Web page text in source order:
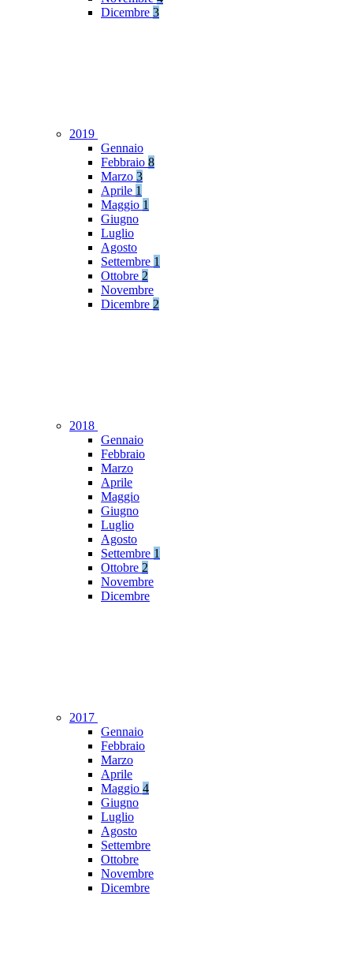
Dicembre 3
2019
Gennaio
Febbraio 8
Marzo 3
Aprile 1
Maggio 1
Giugno
Luglio
Agosto
Settembre 1
Ottobre 2
Novembre
Dicembre 2
2018
Gennaio
Febbraio
Marzo
Aprile
Maggio
Giugno
Luglio
Agosto
Settembre 1
Ottobre 2
Novembre
Dicembre
2017
Gennaio
Febbraio
Marzo
Aprile
Maggio 4
Giugno
Luglio
Agosto
Settembre
Ottobre
Novembre
Dicembre